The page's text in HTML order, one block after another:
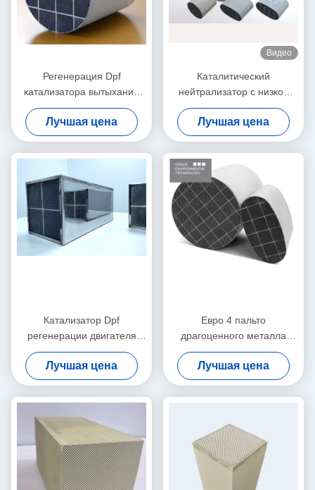
Регенерация Dpf
катализатора вытыхания
корабля содержания серы
200ppm дизельная для
генератора корабля
Лучшая цена
Видео
Каталитический
нейтрализатор с низкой
температурой регенерации
для фильтрации дизельных
частиц (CDPF)
Лучшая цена
Катализатор Dpf
регенерации двигателя
дизеля фильтрует для Semi
тележек уменьшает черный
дым
Лучшая цена
Евро 4 пальто
драгоценного металла
стены фильтра твердых
примесей в атмосфере
катализатора 5 Sic
Лучшая цена